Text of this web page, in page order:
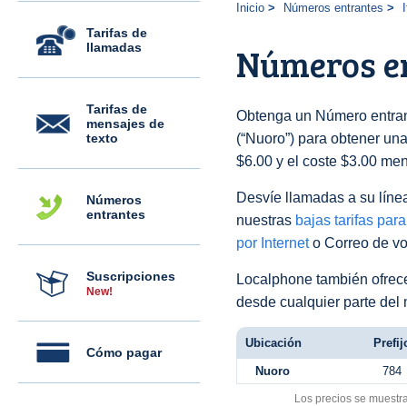
Tarifas de
llamadas
Tarifas de
mensajes de
texto
Números
entrantes
Suscripciones
New!
Cómo pagar
Inicio Números entrantes
Números
Obtenga un Número
(“Nuoro”) para obtener
$6.00 y el coste $3.00
Desvíe llamadas a su
nuestras bajas tarifas
por Interneto Correo de
Localphone también
desde cualquier parte del
Ubicación
Nuoro 784
Los precios se